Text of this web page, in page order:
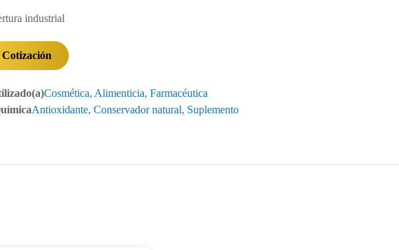
industrial
Cosmética, Alimenticia, Farmacéutica
Antioxidante, Conservador natural, Suplemento